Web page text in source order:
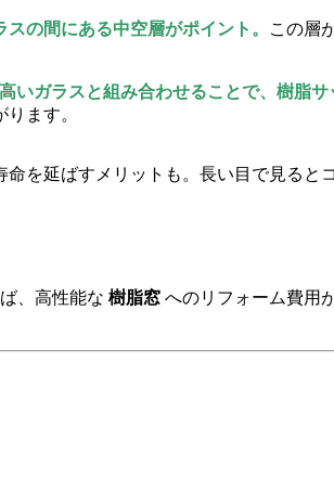
スの間にある中空層がポイント。
この層
いガラスと組み合わせることで、樹脂
ます。
を延ばすメリットも。長い目で見ると
、高性能な 樹脂窓 へのリフォーム費用